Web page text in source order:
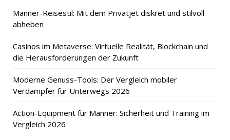
Männer-Reisestil: Mit dem Privatjet diskret und stilvoll
abheben
Casinos im Metaverse: Virtuelle Realität, Blockchain und
die Herausforderungen der Zukunft
Moderne Genuss-Tools: Der Vergleich mobiler
Verdampfer für Unterwegs 2026
Action-Equipment für Männer: Sicherheit und Training im
Vergleich 2026